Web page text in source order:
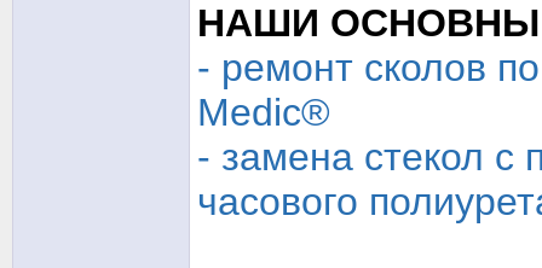
НАШИ
- ремонт сколов
Medic®
- замена стекол с
часового